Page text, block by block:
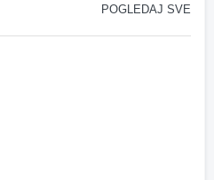
POGLEDAJ SVE